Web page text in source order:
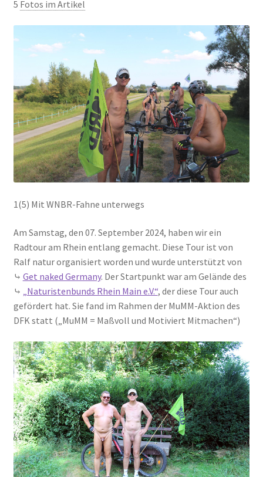
5 Fotos im Artikel
1(5) Mit WNBR-Fahne unterwegs
Am Samstag, den 07. September 2024, haben wir ein
Radtour am Rhein entlang gemacht. Diese Tour ist von
Ralf natur organisiert worden und wurde unterstützt von
⤷ Get naked Germany. Der Startpunkt war am Gelände des
⤷
„Naturistenbunds Rhein Main e.V.“, der diese Tour auch
gefördert hat. Sie fand im Rahmen der MuMM-Aktion des
DFK statt („MuMM = Maßvoll und Motiviert Mitmachen“)